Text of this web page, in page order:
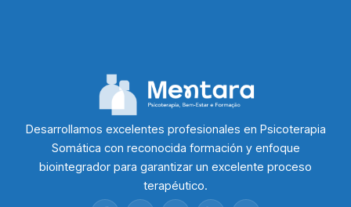
Desarrollamos excelentes profesionales en Psicoterapia
Somática con reconocida formación y enfoque
biointegrador para garantizar un excelente proceso
terapéutico.